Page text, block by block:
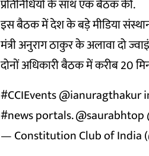
प्रतिनिधियों के साथ एक बैठक की.
इस बैठक में देश के बड़े मीडिया
मंत्री अनुराग ठाकुर के अलावा दो
दोनों अधिकारी बैठक में करीब 20
#CCIEvents@ianuragthakur
#newsportals.@saurabhtop
— Constitution Club of India